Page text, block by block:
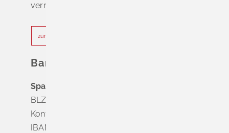
vermeiden.
zur Terminvereinbarung
Bankverbindung
Sparkasse Markgräflerland Müllheim
BLZ 683 518 65
Konto Nr. 8 028 524
IBAN DE63 6835 1865 0008 0285 24